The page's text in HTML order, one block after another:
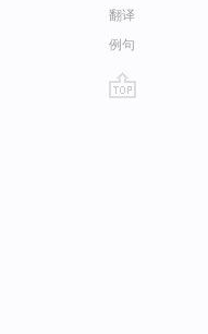
翻译
例句